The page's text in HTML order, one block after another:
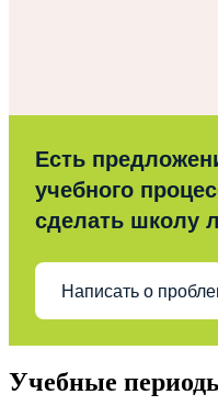
Есть
учебного
сделать школу
Написать о
Учебные